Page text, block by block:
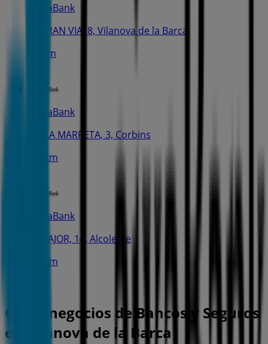
CaixaBank
C. GRAN VIA, 8, Vilanova de la Barca
254 m
CaixaBank
PL. LA MARRETA, 3, Corbins
2.8 km
CaixaBank
C. MAJOR, 14, Alcoletge
5.5 km
Otros negocios de Bancos y Seguros
en Vilanova de la Barca